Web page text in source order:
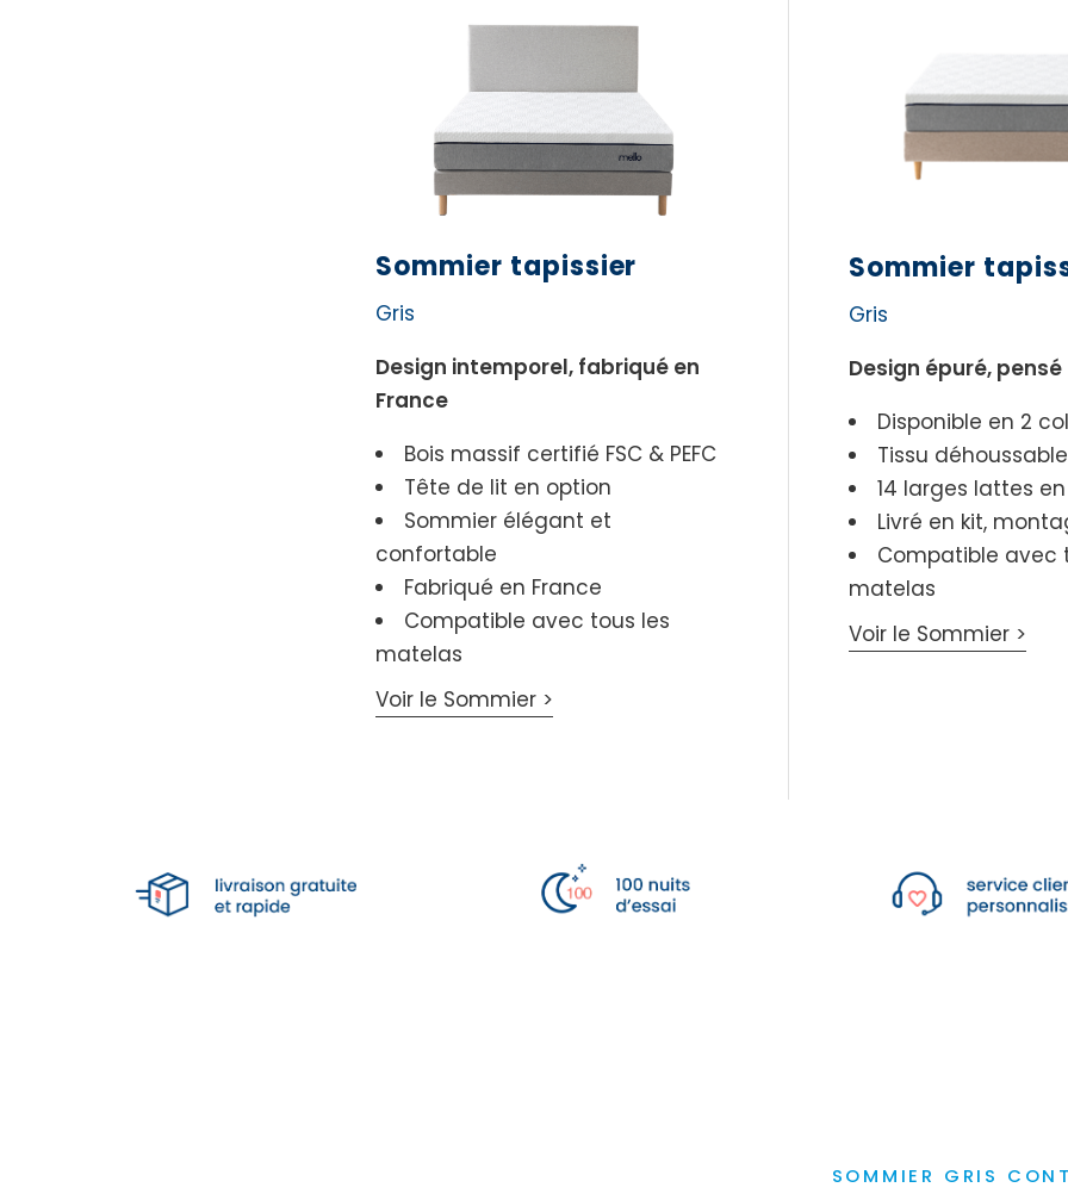
Sommier tapissier
Gris
Design intemporel, fabriqué en
France
Bois massif certifié FSC & PEFC
Tête de lit en option
Sommier élégant et
confortable
Fabriqué en France
Compatible avec tous les
matelas
Voir le Sommier >
Sommier
Gris
Design épuré,
Disponible en 2
Tissu déhoussable
14 larges lattes
Livré en kit,
Compatible avec
matelas
Voir le Sommier >
SOMMIER GRIS